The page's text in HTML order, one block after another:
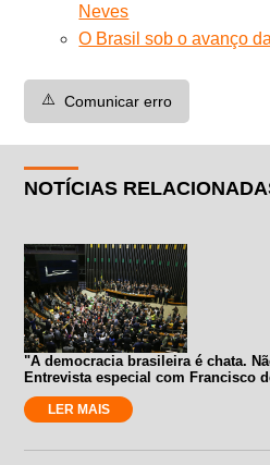
Neves
O Brasil sob o avanço
⚠️ Comunicar erro
NOTÍCIAS
"A democracia brasileira é chata.
Entrevista especial com Francisco
LER MAIS